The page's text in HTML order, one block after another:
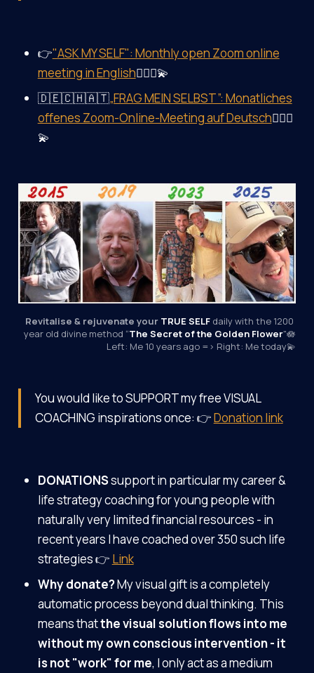
👉"ASK MY SELF": Monthly open Zoom online
meeting in English🤷‍♀️✨💫
🇩🇪🇨🇭🇦🇹„FRAG MEIN SELBST”: Monatliches
offenes Zoom-Online-Meeting auf Deutsch🤷‍♀️✨
💫
Revitalise & rejuvenate your TRUE SELF daily with the 1200
year old divine method “The Secret of the Golden Flower"🪷
Left: Me 10 years ago => Right: Me today💫
You would like to SUPPORT my free VISUAL
COACHING inspirations once: 👉Donation link
DONATIONSsupport in particular my career &
life strategy coaching for young people with
naturally very limited financial resources - in
recent years I have coached over 350 such life
strategies 👉 Link
Why donate?My visual gift is a completely
automatic process beyond dual thinking. This
means thatthe visual solution flows into me
without my own conscious intervention - it
is not "work" for me, I only act as a medium